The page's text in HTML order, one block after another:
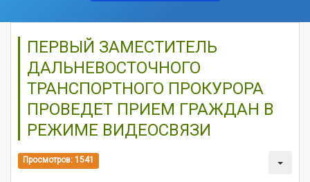
ПЕРВЫЙ ЗАМЕСТИТЕЛЬ
ДАЛЬНЕВОСТОЧНОГО
ТРАНСПОРТНОГО ПРОКУРОРА
ПРОВЕДЕТ ПРИЕМ ГРАЖДАН В
РЕЖИМЕ ВИДЕОСВЯЗИ
Просмотров: 1541